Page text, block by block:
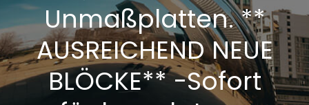
Unmaßplatten. **
AUSREICHEND NEUE
BLÖCKE** -Sofort